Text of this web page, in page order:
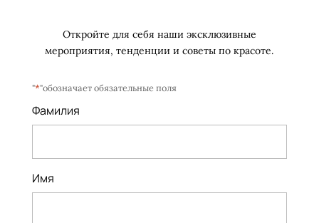
Откройте для себя наши эксклюзивные
мероприятия, тенденции и советы по красоте.
"*"обозначает обязательные поля
Фамилия
Имя